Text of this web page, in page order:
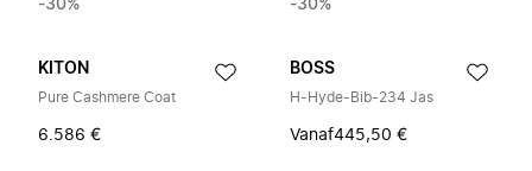
-30%
-30%
KITON
Pure Cashmere Coat
6.586 €
BOSS
H-Hyde-Bib-234 Jas
Vanaf445,50 €